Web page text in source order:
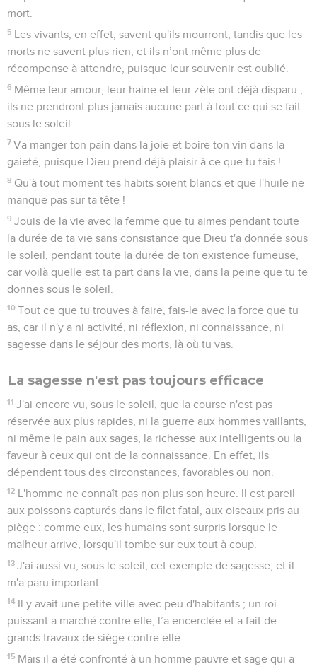
mort.
5 Les vivants, en effet, savent qu'ils mourront, tandis que les
morts ne savent plus rien, et ils n’ont même plus de
récompense à attendre, puisque leur souvenir est oublié.
6 Même leur amour, leur haine et leur zèle ont déjà disparu ;
ils ne prendront plus jamais aucune part à tout ce qui se fait
sous le soleil.
7 Va manger ton pain dans la joie et boire ton vin dans la
gaieté, puisque Dieu prend déjà plaisir à ce que tu fais !
8 Qu'à tout moment tes habits soient blancs et que l'huile ne
manque pas sur ta tête !
9 Jouis de la vie avec la femme que tu aimes pendant toute
la durée de ta vie sans consistance que Dieu t'a donnée sous
le soleil, pendant toute la durée de ton existence fumeuse,
car voilà quelle est ta part dans la vie, dans la peine que tu te
donnes sous le soleil.
10 Tout ce que tu trouves à faire, fais-le avec la force que tu
as, car il n'y a ni activité, ni réflexion, ni connaissance, ni
sagesse dans le séjour des morts, là où tu vas.
La sagesse n'est pas toujours efficace
11 J'ai encore vu, sous le soleil, que la course n'est pas
réservée aux plus rapides, ni la guerre aux hommes vaillants,
ni même le pain aux sages, la richesse aux intelligents ou la
faveur à ceux qui ont de la connaissance. En effet, ils
dépendent tous des circonstances, favorables ou non.
12 L'homme ne connaît pas non plus son heure. Il est pareil
aux poissons capturés dans le filet fatal, aux oiseaux pris au
piège : comme eux, les humains sont surpris lorsque le
malheur arrive, lorsqu'il tombe sur eux tout à coup.
13 J'ai aussi vu, sous le soleil, cet exemple de sagesse, et il
m'a paru important.
14 Il y avait une petite ville avec peu d'habitants ; un roi
puissant a marché contre elle, l’a encerclée et a fait de
grands travaux de siège contre elle.
15 Mais il a été confronté à un homme pauvre et sage qui a